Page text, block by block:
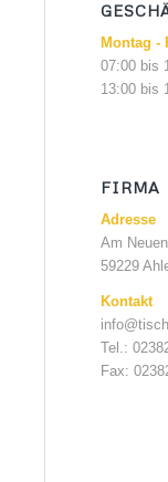
Montag -
07:00 bis
13:00 bis
FIRMA
Adresse
Am
59229
Kontakt
Tel.:
Fax: